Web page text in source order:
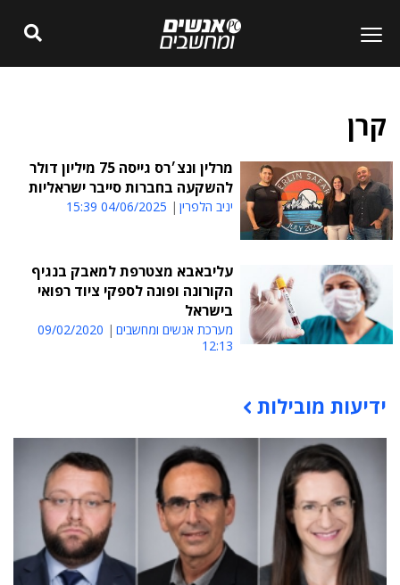
קרן
מרלין ונצ׳רס גייסה 75 מיליון דולר
להשקעה בחברות סייבר ישראליות
יניב הלפרין 04/06/2025 15:39
עליבאבא מצטרפת למאבק בנגיף
הקורונה ופונה לספקי ציוד רפואי
בישראל
מערכת אנשים ומחשבים
09/02/2020
12:13
תוכן פרסומי
ידיעות מובילות